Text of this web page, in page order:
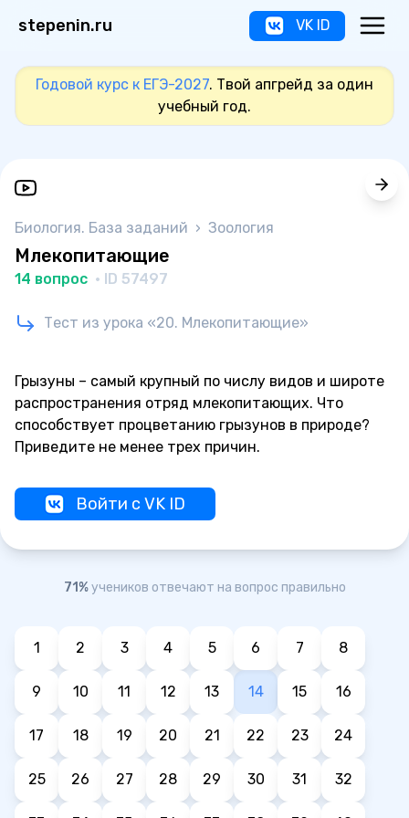
stepenin.ru VK ID
Годовой курс к ЕГЭ-2027. Твой апгрейд за один
учебный год.
Биология. База заданий › Зоология
Млекопитающие
14 вопрос · ID 57497
Тест из урока «20. Млекопитающие»
Грызуны – самый крупный по числу видов и широте
распространения отряд млекопитающих. Что
способствует процветанию грызунов в природе?
Приведите не менее трех причин.
Войти с VK ID
71%учеников отвечают на вопрос правильно
1 2 3 4 5 6 7 8
9 10 11 12 13 14 15 16
17 18 19 20 21 22 23 24
25 26 27 28 29 30 31 32